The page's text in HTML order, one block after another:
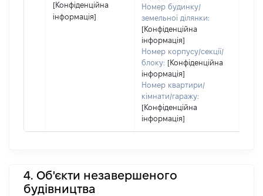
[Конфіденційна
інформація]
Номер будинку/
земельної ділянки:
[Конфіденційна
інформація]
Номер корпусу/секції/
блоку: [Конфіденційна
інформація]
Номер квартири/
кімнати/гаражу:
[Конфіденційна
інформація]
4. Об'єкти незавершеного
будівництва